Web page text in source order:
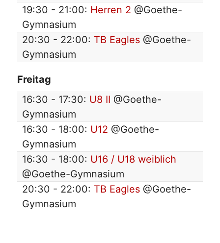
19:30 - 21:00: Herren 2 @Goethe-
Gymnasium
20:30 - 22:00: TB Eagles @Goethe-
Gymnasium
Freitag
16:30 - 17:30: U8 II @Goethe-
Gymnasium
16:30 - 18:00: U12 @Goethe-
Gymnasium
16:30 - 18:00: U16 / U18 weiblich
@Goethe-Gymnasium
20:30 - 22:00: TB Eagles @Goethe-
Gymnasium